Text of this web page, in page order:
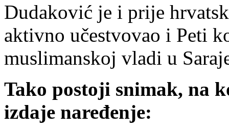
Dudaković je i prije
aktivno učestvovao i Peti
muslimanskoj vladi u
Tako postoji snimak, na
izdaje naređenje: